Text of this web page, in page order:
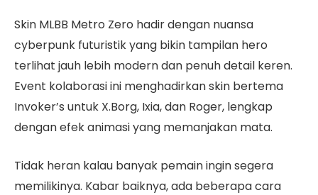
Skin MLBB Metro Zero hadir dengan nuansa
cyberpunk futuristik yang bikin tampilan hero
terlihat jauh lebih modern dan penuh detail keren.
Event kolaborasi ini menghadirkan skin bertema
Invoker’s untuk X.Borg, Ixia, dan Roger, lengkap
dengan efek animasi yang memanjakan mata.
Tidak heran kalau banyak pemain ingin segera
memilikinya. Kabar baiknya, ada beberapa cara